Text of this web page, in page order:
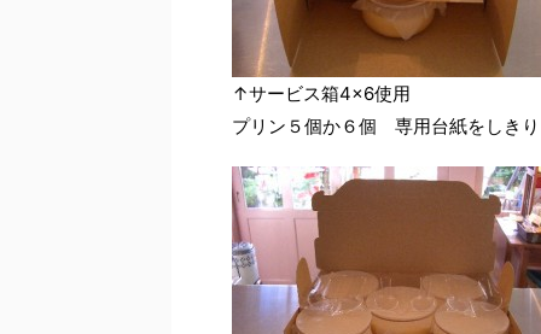
↑サービス箱4×6使用
プリン５個か６個 専用台紙をしき